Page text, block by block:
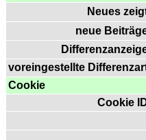
Neues
neue
voreingestellte
Cookie
Cookie